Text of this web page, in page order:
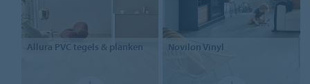
Allura PVC tegels & planken NovilonVinyl